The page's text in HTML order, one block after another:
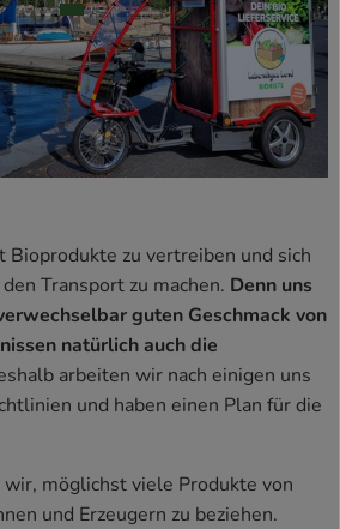
Bioprodukte zu vertreiben und sich
Transport zu machen. Denn uns
guten Geschmack von
natürlich auch die
arbeiten wir nach einigen uns
und haben einen Plan für die
wir, möglichst viele Produkte von
und Erzeugern zu beziehen.